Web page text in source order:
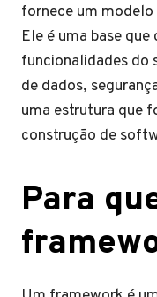
fornece um
Ele é uma base
funcionalidades do
de dados,
uma estrutura que
construção de
Para